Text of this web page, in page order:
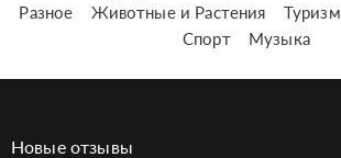
Разное
Животные и Растения Туризм
Спорт
Музыка
Новые отзывы